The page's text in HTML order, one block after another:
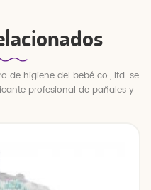
de higiene del bebé co., ltd. se
profesional de pañales y